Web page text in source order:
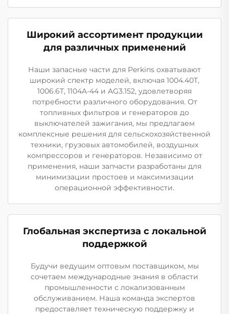
Широкий ассортимент продукции
для различных применений
Наши запасные части для Perkins охватывают
широкий спектр моделей, включая 1004.40T,
1006.6T, 1104A-44 и AG3.152, удовлетворяя
потребности различного оборудования. От
топливных фильтров и генераторов до
выключателей зажигания, мы предлагаем
комплексные решения для сельскохозяйственной
техники, грузовых автомобилей, воздушных
компрессоров и генераторов. Независимо от
применения, наши запчасти разработаны для
минимизации простоев и максимизации
операционной эффективности.
Глобальная экспертиза с локальной
поддержкой
Будучи ведущим оптовым поставщиком, мы
сочетаем международные знания в области
промышленности с локализованным
обслуживанием. Наша команда экспертов
предоставляет техническую поддержку и